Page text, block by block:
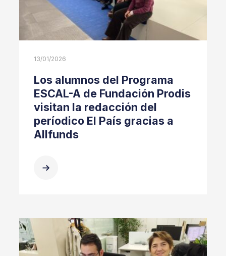
13/01/2026
Los alumnos del Programa
ESCAL-A de Fundación Prodis
visitan la redacción del
períodico El País gracias a
Allfunds